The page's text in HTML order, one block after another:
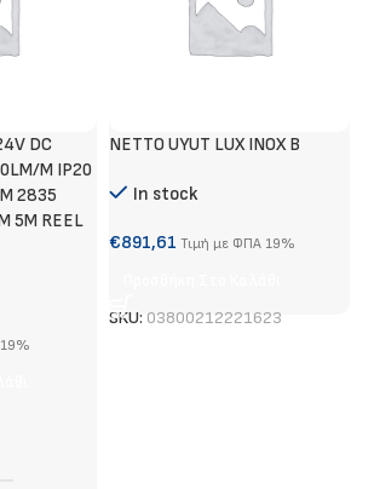
DC
M IP20
2835
5M REEL
NETTO UYUT LUX INOX B
In stock
€891,61 Τιμή με ΦΠΑ 19%
SKU: 03800212221623